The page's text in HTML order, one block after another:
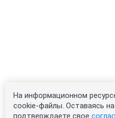
На информационном
cookie-файлы. Оставаясь
подтверждаете свое